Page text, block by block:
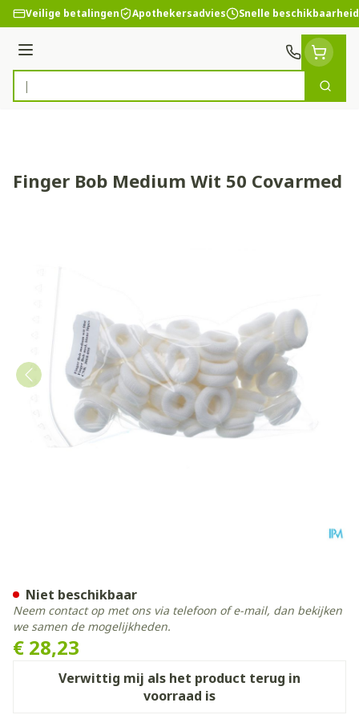
Ga naar de inhoud
Veilige betalingen Apothekersadvies Snelle beschikbaarheid
Menu
Product, merk, categorie...
Zoek
Finger Bob Medium Wit 50 Covarmed
€ 28,23
Verwittig mij als het product terug in
voorraad is
Niet beschikbaar
Neem contact op met ons via telefoon of e-mail, dan bekijken
we samen de mogelijkheden.